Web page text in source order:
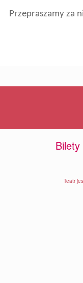
Przepraszamy za
Teatr